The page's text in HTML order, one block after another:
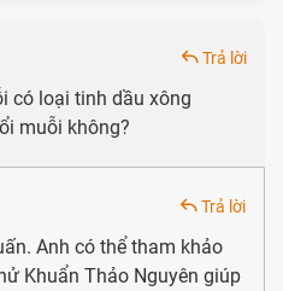
Trả lời
có loại tinh dầu xông
muỗi không?
Trả lời
Anh có thể tham khảo
Khuẩn Thảo Nguyên giúp